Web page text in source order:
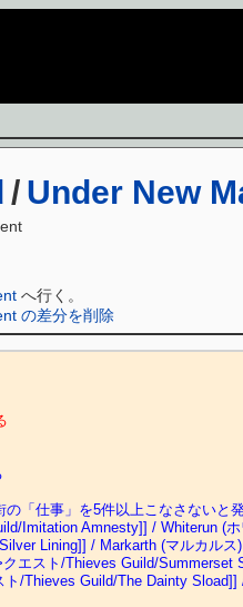
/ Under New
へ行く。
の差分を削除
「仕事」を5件以上こなさないと発
Imitation Amnesty]] / Whiterun (
Lining]] / Markarth (マルカルス)
エスト/Thieves Guild/Summerset
/Thieves Guild/The Dainty